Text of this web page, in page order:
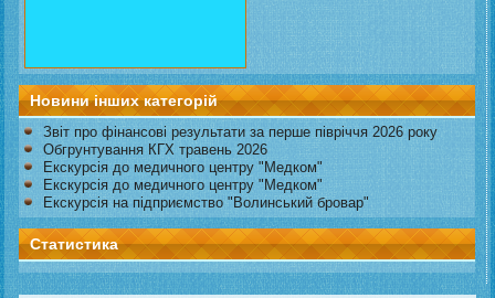
Новини інших категорій
Звіт про фінансові результати за перше півріччя 2026 року
Обгрунтування КГХ травень 2026
Екскурсія до медичного центру "Медком"
Екскурсія до медичного центру "Медком"
Екскурсія на підприємство "Волинський бровар"
Статистика